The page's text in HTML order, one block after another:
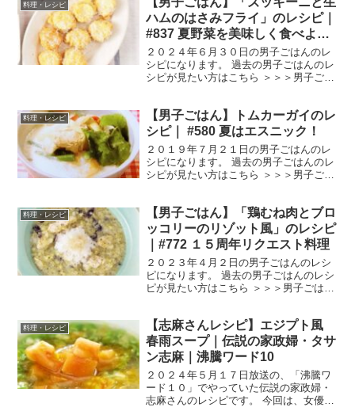
SP」です。 では、早速...
料理・レシピ
ハムのはさみフライ」のレシピ｜
#837 夏野菜を美味しく食べよう
第8弾ズッキーニ
２０２４年６月３０日の男子ごはんのレ
シピになります。 過去の男子ごはんのレ
シピが見たい方はこちら ＞＞＞男子ごは
ズッキーニ １本（１５０g） 生ハム
小５枚（３...
料理・レシピ
【男子ごはん】トムカーガイのレ
シピ｜ #580 夏はエスニック！
２０１９年７月２１日の男子ごはんのレ
シピになります。 過去の男子ごはんのレ
シピが見たい方はこちら ＞＞＞男子ごは
ナツミルクでマイルドかつ奥深く仕上げ
たスープのこと。...
料理・レシピ
【男子ごはん】「鶏むね肉とブロ
ッコリーのリゾット風」のレシピ
｜#772 １５周年リクエスト料理
２０２３年４月２日の男子ごはんのレシ
ピになります。 過去の男子ごはんのレシ
ピが見たい方はこちら ＞＞＞男子ごはん
鶏むね肉（皮を取り除いたもの） ２３
０g ブロッ...
料理・レシピ
【志麻さんレシピ】エジプト風
春雨スープ｜伝説の家政婦・タサ
ン志麻｜沸騰ワード10
２０２４年５月１７日放送の、「沸騰ワ
ード１０」でやっていた伝説の家政婦・
志麻さんのレシピです。 今回は、女優の